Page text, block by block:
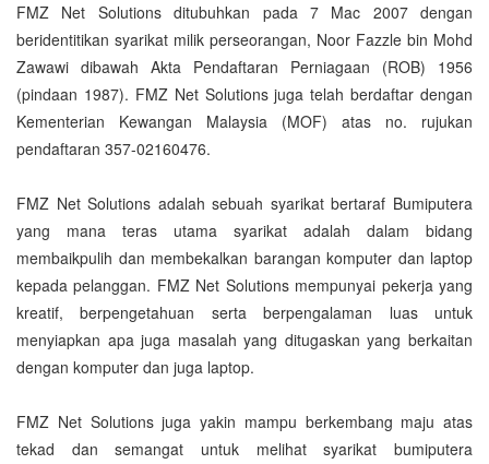
FMZ Net Solutions ditubuhkan pada 7 Mac 2007 dengan
beridentitikan syarikat milik perseorangan, Noor Fazzle bin Mohd
Zawawi dibawah Akta Pendaftaran Perniagaan (ROB) 1956
(pindaan 1987). FMZ Net Solutions juga telah berdaftar dengan
Kementerian Kewangan Malaysia (MOF) atas no. rujukan
pendaftaran 357-02160476.
FMZ Net Solutions adalah sebuah syarikat bertaraf Bumiputera
yang mana teras utama syarikat adalah dalam bidang
membaikpulih dan membekalkan barangan komputer dan laptop
kepada pelanggan. FMZ Net Solutions mempunyai pekerja yang
kreatif, berpengetahuan serta berpengalaman luas untuk
menyiapkan apa juga masalah yang ditugaskan yang berkaitan
dengan komputer dan juga laptop.
FMZ Net Solutions juga yakin mampu berkembang maju atas
tekad dan semangat untuk melihat syarikat bumiputera